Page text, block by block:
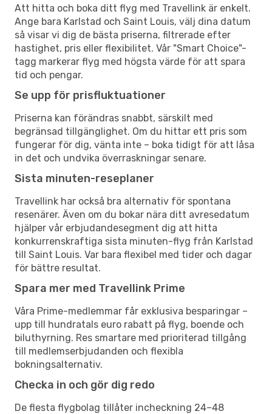
Att hitta och boka ditt flyg med Travellink är enkelt.
Ange bara Karlstad och Saint Louis, välj dina datum
så visar vi dig de bästa priserna, filtrerade efter
hastighet, pris eller flexibilitet. Vår "Smart Choice"-
tagg markerar flyg med högsta värde för att spara
tid och pengar.
Se upp för prisfluktuationer
Priserna kan förändras snabbt, särskilt med
begränsad tillgänglighet. Om du hittar ett pris som
fungerar för dig, vänta inte – boka tidigt för att låsa
in det och undvika överraskningar senare.
Sista minuten-reseplaner
Travellink har också bra alternativ för spontana
resenärer. Även om du bokar nära ditt avresedatum
hjälper vår erbjudandesegment dig att hitta
konkurrenskraftiga sista minuten-flyg från Karlstad
till Saint Louis. Var bara flexibel med tider och dagar
för bättre resultat.
Spara mer med Travellink Prime
Våra Prime-medlemmar får exklusiva besparingar –
upp till hundratals euro rabatt på flyg, boende och
biluthyrning. Res smartare med prioriterad tillgång
till medlemserbjudanden och flexibla
bokningsalternativ.
Checka in och gör dig redo
De flesta flygbolag tillåter incheckning 24–48